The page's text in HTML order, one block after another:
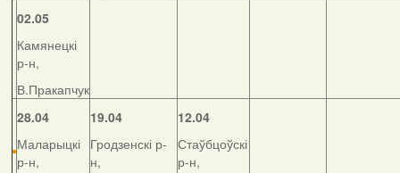
02.05
Камянецкі
р-н,
В.Пракапчук
28.04
Маларыцкі
р-н,
19.04
Гродзенскі р-
н,
12.04
Стаўбцоўскі
р-н,